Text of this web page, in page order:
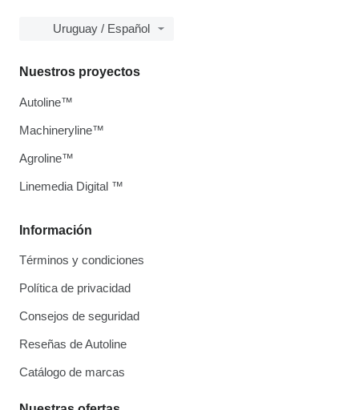
Uruguay / Español
Información
Términos y condiciones
Política de privacidad
Consejos de seguridad
Reseñas de Autoline
Catálogo de marcas
Nuestros proyectos
Autoline™
Machineryline™
Agroline™
Linemedia Digital ™